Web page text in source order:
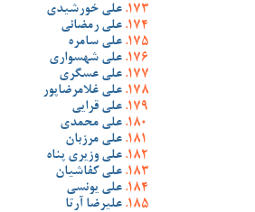
علی خورشیدی
علی رمضانی
علی سامره
علی شهسواری
علی عسگری
علی غلامرضاپور
علی قرایی
علی محمدی
علی مرزبان
علی وزیری پناه
علی کفاشیان
علی یونسی
علیرضا آرتا